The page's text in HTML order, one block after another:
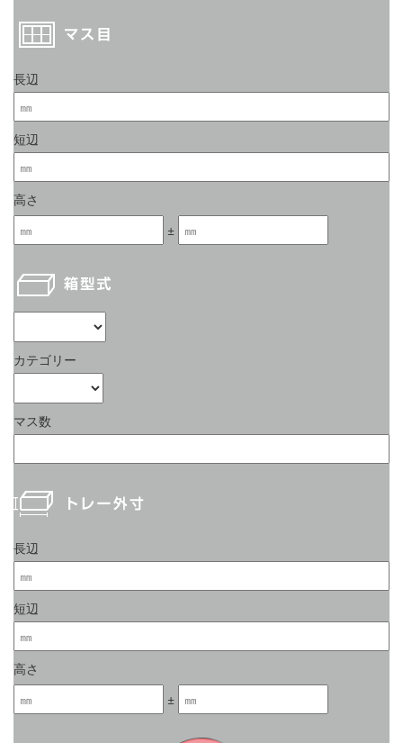
長辺
短辺
高さ
±
カテゴリー
マス数
長辺
短辺
高さ
±